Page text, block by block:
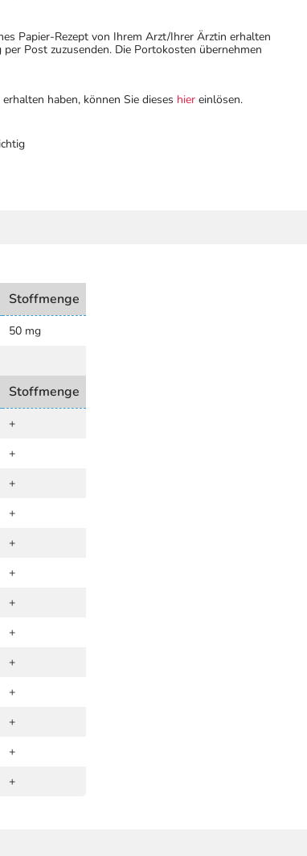
Papier-Rezept von Ihrem Arzt/Ihrer Ärztin erhalten
Post zuzusenden. Die Portokosten übernehmen
haben, können Sie dieses hier einlösen.
Stoffmenge
50 mg
Stoffmenge
+
+
+
+
+
+
+
+
+
+
+
+
+